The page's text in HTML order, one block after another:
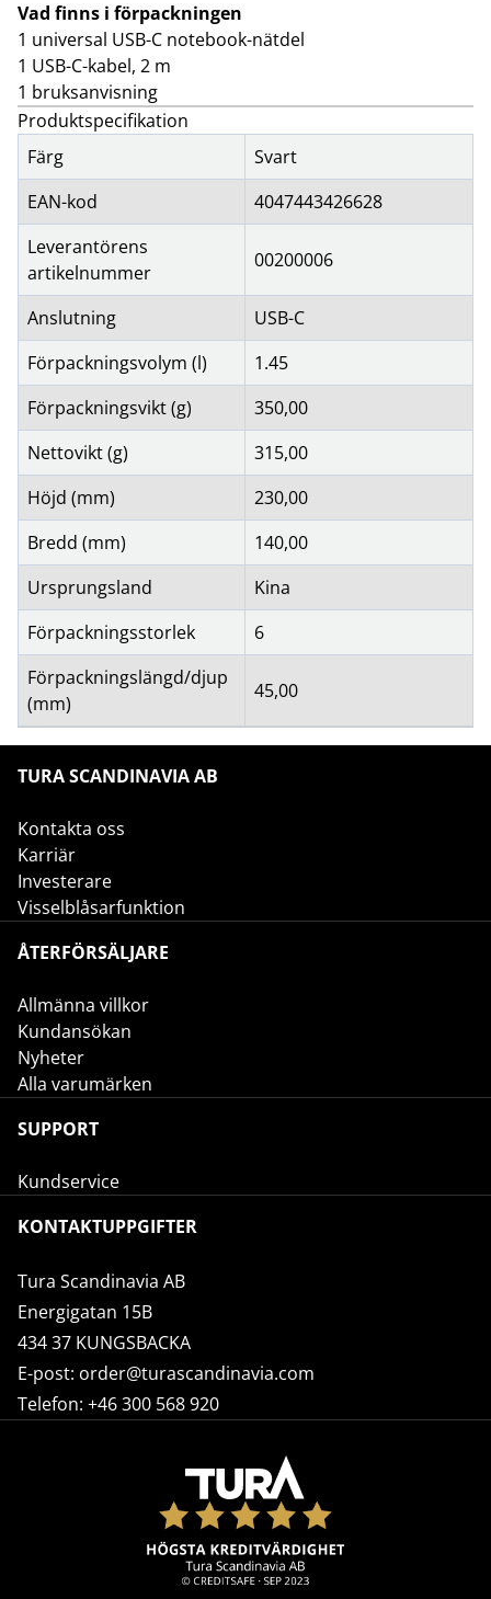
Vad finns i förpackningen
1 universal USB-C notebook-nätdel
1 USB-C-kabel, 2 m
1 bruksanvisning
Produktspecifikation
Färg
Svart
EAN-kod
4047443426628
Leverantörens
artikelnummer
00200006
Anslutning
USB-C
Förpackningsvolym (l)
1.45
Förpackningsvikt (g)
350,00
Nettovikt (g)
315,00
Höjd (mm)
230,00
Bredd (mm)
140,00
Ursprungsland
Kina
Förpackningsstorlek
6
Förpackningslängd/djup
(mm)
45,00
TURA SCANDINAVIA AB
Kontakta oss
Karriär
Investerare
Visselblåsarfunktion
ÅTERFÖRSÄLJARE
Allmänna villkor
Kundansökan
Nyheter
Alla varumärken
SUPPORT
Kundservice
KONTAKTUPPGIFTER
Tura Scandinavia AB
Energigatan 15B
434 37 KUNGSBACKA
E-post: order@turascandinavia.com
Telefon: +46 300 568 920